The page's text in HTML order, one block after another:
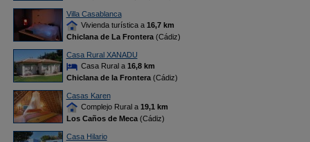
Villa Casablanca
Vivienda turística a 16,7 km
Chiclana de La Frontera(Cádiz)
Casa Rural XANADU
Casa Rural a 16,8 km
Chiclana de la Frontera(Cádiz)
Casas Karen
Complejo Rural a 19,1 km
Los Caños de Meca(Cádiz)
Casa Hilario